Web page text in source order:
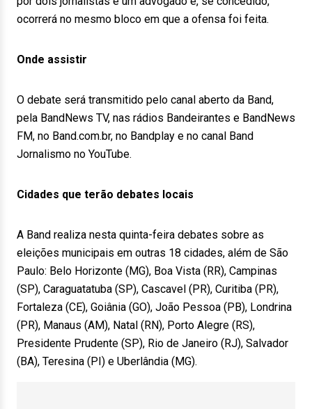
ocorrerá no mesmo bloco em que a ofensa foi feita.
Onde assistir
O debate será transmitido pelo canal aberto da Band,
pela BandNews TV, nas rádios Bandeirantes e BandNews
FM, no Band.com.br, no Bandplay e no canal Band
Jornalismo no YouTube.
Cidades que terão debates locais
A Band realiza nesta quinta-feira debates sobre as
eleições municipais em outras 18 cidades, além de São
Paulo: Belo Horizonte (MG), Boa Vista (RR), Campinas
(SP), Caraguatatuba (SP), Cascavel (PR), Curitiba (PR),
Fortaleza (CE), Goiânia (GO), João Pessoa (PB), Londrina
(PR), Manaus (AM), Natal (RN), Porto Alegre (RS),
Presidente Prudente (SP), Rio de Janeiro (RJ), Salvador
(BA), Teresina (PI) e Uberlândia (MG).